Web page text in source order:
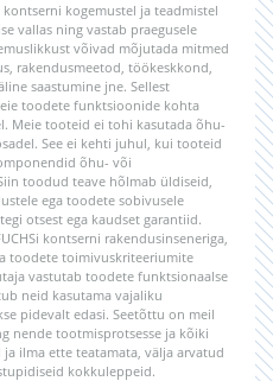
kogemustel ja teadmistel
vallas ning vastab praegusele
võivad mõjutada mitmed
rakendusmeetod, töökeskkond,
saastumine jne. Sellest
toodete funktsioonide kohta
Meie tooteid ei tohi kasutada õhu-
See ei kehti juhul, kui tooteid
õhu- või
toodud teave hõlmab üldiseid,
ega toodete sobivusele
otsest ega kaudset garantiid.
kontserni rakendusinseneriga,
toodete toimivuskriteeriumite
vastutab toodete funktsionaalse
neid kasutama vajaliku
pidevalt edasi. Seetõttu on meil
nende tootmisprotsesse ja kõiki
ilma ette teatamata, välja arvatud
kokkuleppeid.